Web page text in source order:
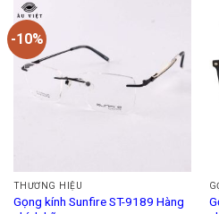
-10%
THƯƠNG HIỆU
Gọng kính Sunfire ST-9189 Hàng